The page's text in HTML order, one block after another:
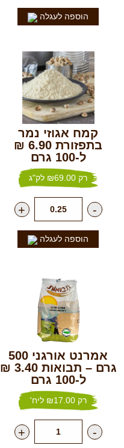
הוספה לעגלה
קמח אגוזי נמר
בתפזורת 6.90 ₪
ל-100 גרם
רק ₪69.00 לק"ג
-
+
הוספה לעגלה
אמרנט אורגני 500
גרם – תבואות 3.40 ₪
ל-100 גרם
רק ₪17.00 ליח'
-
+